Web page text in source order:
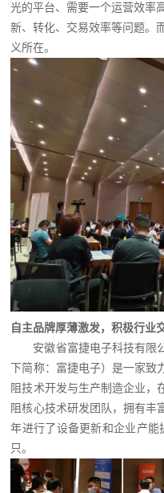
光的平台、需要一个运营效率
新、转化、交易效率等问题。
义所在。
自主品牌厚薄激发，积极行业
安徽省富捷电子科技有限
下简称：富捷电子）是一家致
阻技术开发与生产制造企业，
阻核心技术研发团队，拥有丰
年进行了设备更新和企业产
只。